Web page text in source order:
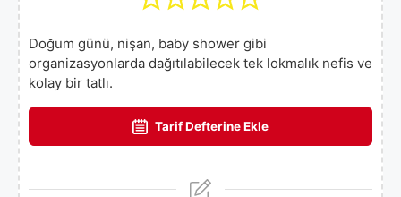
Doğum günü, nişan, baby shower gibi
organizasyonlarda dağıtılabilecek tek lokmalık nefis ve
kolay bir tatlı.
Tarif Defterine Ekle